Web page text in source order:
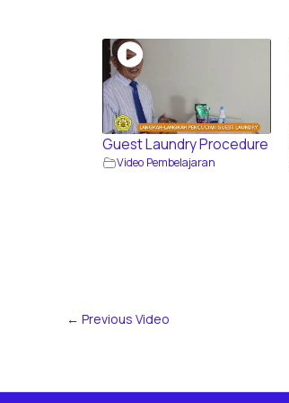
Guest Laundry Procedure
Video Pembelajaran
← Previous Video